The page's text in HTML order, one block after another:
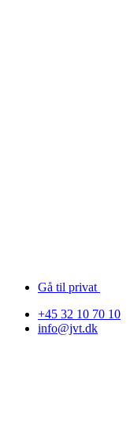
Gå til privat
+45 32 10 70 10
info@jvt.dk